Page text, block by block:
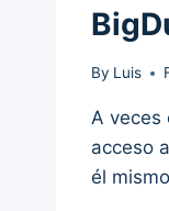
By Luis
A veces
acceso
él